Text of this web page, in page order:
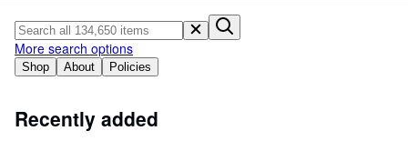
Art & Collectables
Textbooks
Start Selling
Shop About Policies
More search options
Recently added